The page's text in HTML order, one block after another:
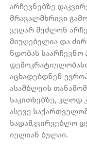
არჩევნებზე
მრავალმხრივი
ვეღარ შეძლონ
მიუღებელია და
ნდობას საარჩევნო
აცხადებდნენ
ასამბლეის
საკითხებზე, კლოდ
ასევე
სადამკვირვებლო
იულიან ბულაი.